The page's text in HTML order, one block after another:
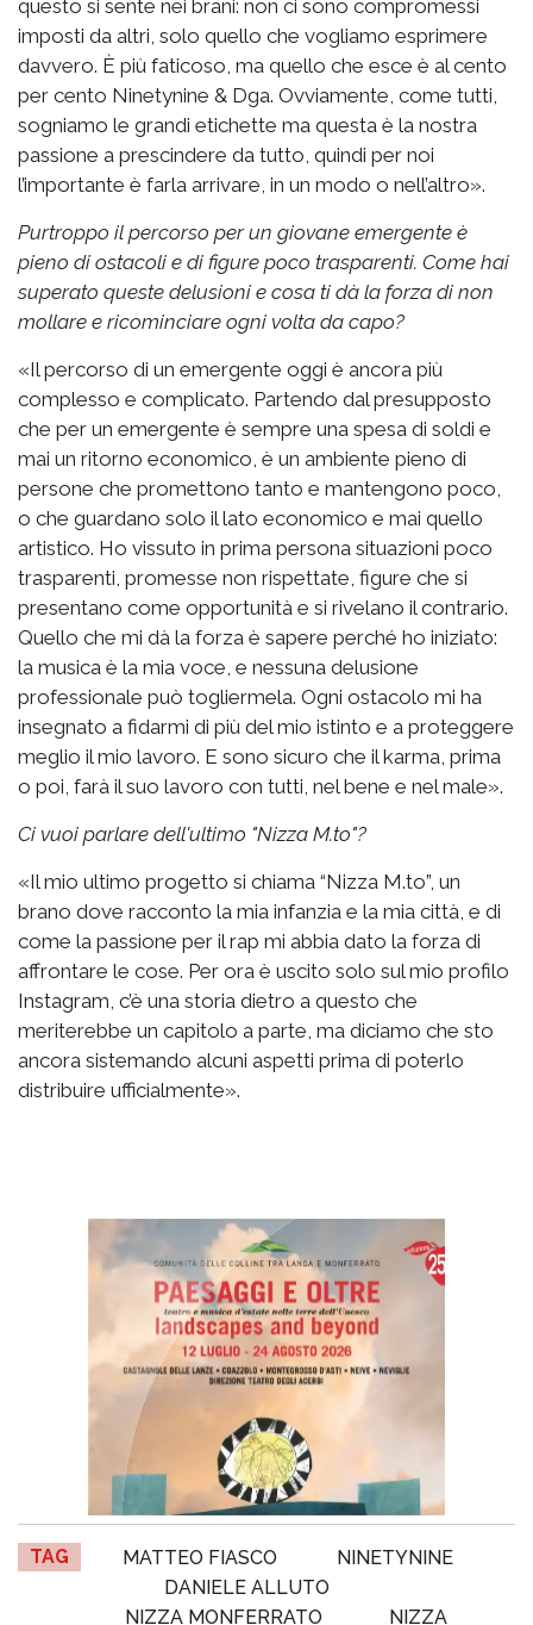
questo si sente nei brani: non ci sono compromessi
imposti da altri, solo quello che vogliamo esprimere
davvero. È più faticoso, ma quello che esce è al cento
per cento Ninetynine & Dga. Ovviamente, come tutti,
sogniamo le grandi etichette ma questa è la nostra
passione a prescindere da tutto, quindi per noi
l’importante è farla arrivare, in un modo o nell’altro».
Purtroppo il percorso per un giovane emergente è
pieno di ostacoli e di figure poco trasparenti. Come hai
superato queste delusioni e cosa ti dà la forza di non
mollare e ricominciare ogni volta da capo?
«Il percorso di un emergente oggi è ancora più
complesso e complicato. Partendo dal presupposto
che per un emergente è sempre una spesa di soldi e
mai un ritorno economico, è un ambiente pieno di
persone che promettono tanto e mantengono poco,
o che guardano solo il lato economico e mai quello
artistico. Ho vissuto in prima persona situazioni poco
trasparenti, promesse non rispettate, figure che si
presentano come opportunità e si rivelano il contrario.
Quello che mi dà la forza è sapere perché ho iniziato:
la musica è la mia voce, e nessuna delusione
professionale può togliermela. Ogni ostacolo mi ha
insegnato a fidarmi di più del mio istinto e a proteggere
meglio il mio lavoro. E sono sicuro che il karma, prima
o poi, farà il suo lavoro con tutti, nel bene e nel male».
Ci vuoi parlare dell'ultimo "Nizza M.to"?
«Il mio ultimo progetto si chiama “Nizza M.to”, un
brano dove racconto la mia infanzia e la mia città, e di
come la passione per il rap mi abbia dato la forza di
affrontare le cose. Per ora è uscito solo sul mio profilo
Instagram, c’è una storia dietro a questo che
meriterebbe un capitolo a parte, ma diciamo che sto
ancora sistemando alcuni aspetti prima di poterlo
distribuire ufficialmente».
TAG MATTEO FIASCO
NINETYNINE
DANIELE ALLUTO
NIZZA MONFERRATO
NIZZA